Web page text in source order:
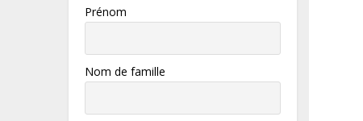
Prénom
Nom de famille